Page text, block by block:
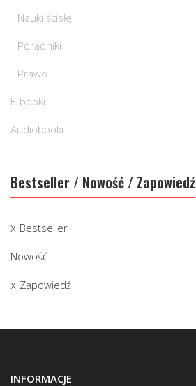
Nauki ścisłe
Poradniki
Prawo
E-booki
Audiobooki
Bestseller / Nowość / Zapowiedź
Bestseller
Nowość
Zapowiedź
INFORMACJE